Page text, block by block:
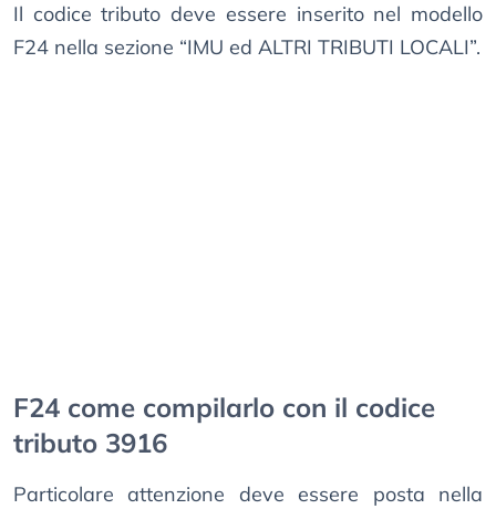
Il codice tributo deve essere inserito nel modello
F24 nella sezione “IMU ed ALTRI TRIBUTI LOCALI”.
F24 come compilarlo con il codice
tributo 3916
Particolare attenzione deve essere posta nella